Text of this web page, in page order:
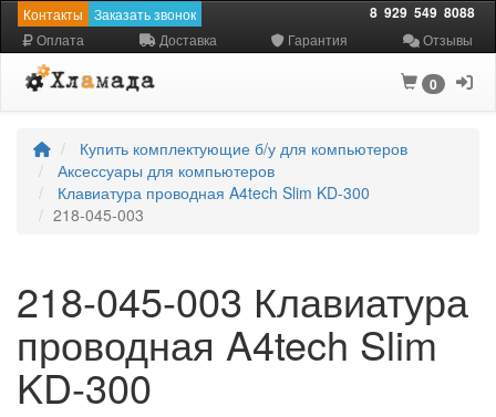
Контакты Заказать звонок 8 929 549 8088
Оплата Доставка Гарантия Отзывы
0
Купить комплектующие б/у для компьютеров
Аксессуары для компьютеров
Клавиатура проводная A4tech Slim KD-300
218-045-003
218-045-003 Клавиатура
проводная A4tech Slim
KD-300